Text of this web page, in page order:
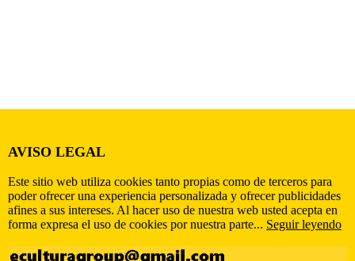
AVISO LEGAL
Este sitio web utiliza cookies tanto propias como de terceros para
poder ofrecer una experiencia personalizada y ofrecer publicidades
afines a sus intereses. Al hacer uso de nuestra web usted acepta en
forma expresa el uso de cookies por nuestra parte... Seguir leyendo